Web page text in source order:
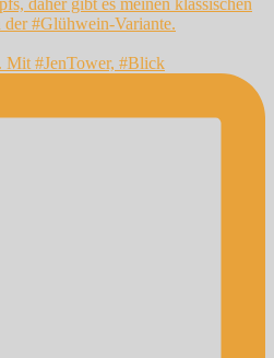
Mit #JenTower, #Blick